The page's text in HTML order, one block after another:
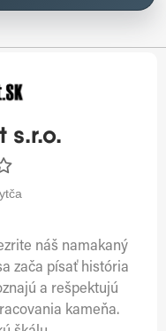
s.r.o.
náš namakaný
zača písať história
a rešpektujú
kameňa.